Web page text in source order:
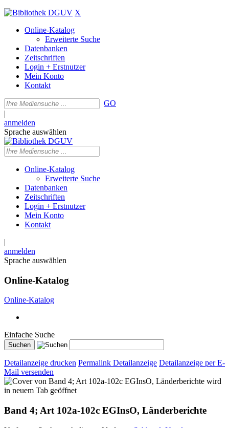
X
Online-Katalog
Erweiterte Suche
Datenbanken
Zeitschriften
Login + Erstnutzer
Mein Konto
Kontakt
GO
|
anmelden
Sprache auswählen
Online-Katalog
Erweiterte Suche
Datenbanken
Zeitschriften
Login + Erstnutzer
Mein Konto
Kontakt
|
anmelden
Sprache auswählen
Online-Katalog
Online-Katalog
Einfache Suche
Detailanzeige drucken Permalink Detailanzeige Detailanzeige per E-
Mail versenden
wird
in neuem Tab geöffnet
Band 4; Art 102a-102c EGInsO, Länderberichte